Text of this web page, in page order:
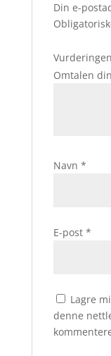
Din e-
Omtalen din
Navn *
E-post *
Lagre
denne